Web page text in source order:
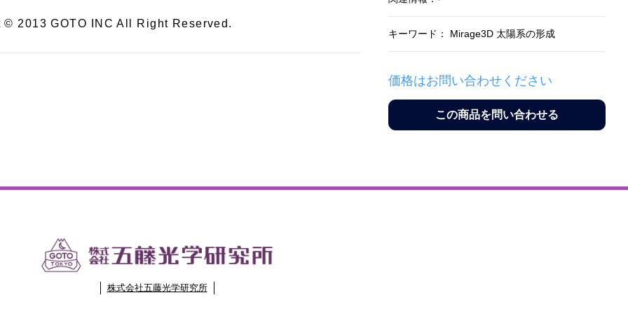
© 2013 GOTO INC All Right Reserved.
キーワード： Mirage3D 太陽系の形成
価格はお問い合わせください
この商品を問い合わせる
株式会社五藤光学研究所